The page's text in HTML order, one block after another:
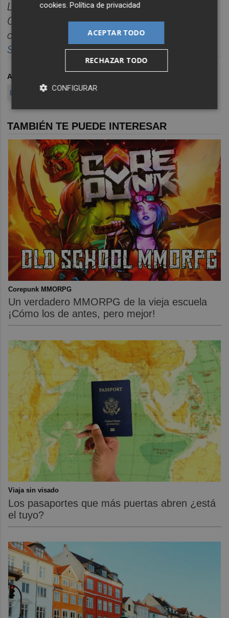
Las noticias más relevantes del d
Castelló
, reunidas cada mañana en un solo
correo para empezar el día informado.
Suscr
gratis alboletín aquí.
ARCHIVADO EN
DIPUTACIÓN DE CASTELLÓN
TAMBIÉN TE PUEDE INTERESAR
Corepunk MMORPG
Un verdadero MMORPG de la vieja escuela
¡Cómo los de antes, pero mejor!
Viaja sin visado
Los pasaportes que más puertas abren ¿está
el tuyo?
cookies.Política de privacidad
ACEPTAR TODO
RECHAZAR TODO
CONFIGURAR